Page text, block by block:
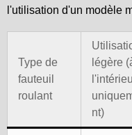
l'utilisation d'un modèle
Type de
fauteuil
roulant
légère
nt)